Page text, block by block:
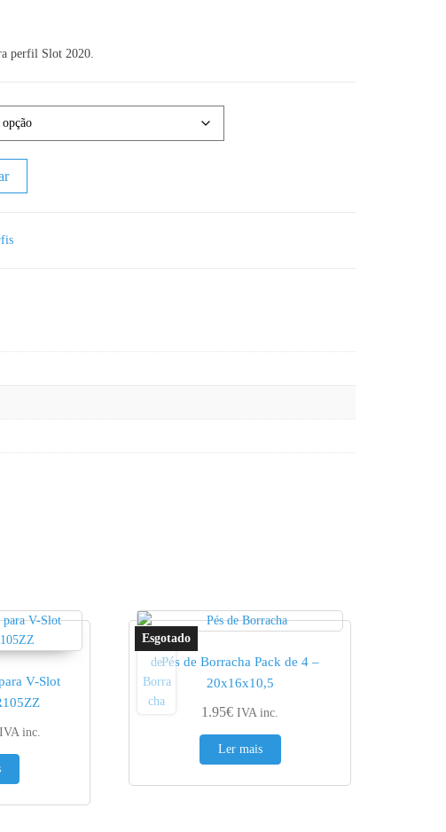
0.20€
perfil Slot 2020.
V-Slot
range: 1.24€ through 1.55€
IVA inc.
Pés de Borracha Pack de 4 –
20x16x10,5
1.95€ IVA inc.
Ler mais